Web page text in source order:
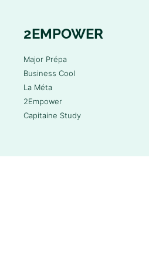
2EMPOWER
Major Prépa
Business Cool
La Méta
2Empower
Capitaine Study